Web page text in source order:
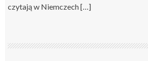
czytają w Niemczech […]